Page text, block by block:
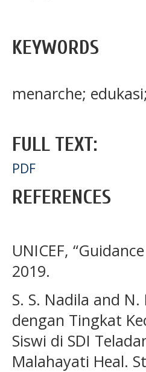
KEYWORDS
menarche;
FULL TEXT:
PDF
REFERENCES
UNICEF,
2019.
S. S. Nadila and
dengan Tingkat
Siswi di SDI
Malahayati Heal.